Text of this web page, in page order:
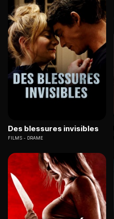
Des blessures invisibles
FILMS DRAME